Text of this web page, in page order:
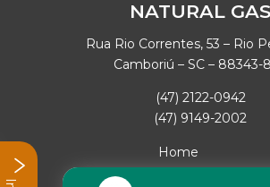
NATURAL GAS
Rua Rio Correntes, 53 – Rio
Camboriú – SC – 88343-
(47) 2122-0942
(47) 9149-2002
Home
Empresa